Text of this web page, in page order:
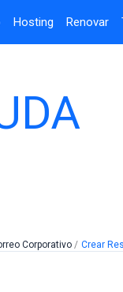
Hosting Renovar
Corporativo Crear